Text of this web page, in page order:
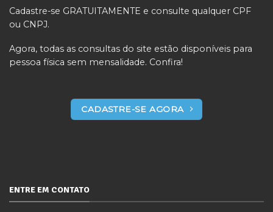
Cadastre-se GRATUITAMENTE e consulte qualquer CPF
ou CNPJ.
Agora, todas as consultas do site estão disponíveis para
pessoa física sem mensalidade. Confira!
CADASTRE-SE AGORA
ENTRE EM CONTATO